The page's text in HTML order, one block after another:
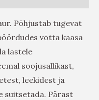
Põhjustab tugevat
võtta kaasa
lastele
soojusallikast,
leekidest ja
suitsetada. Pärast